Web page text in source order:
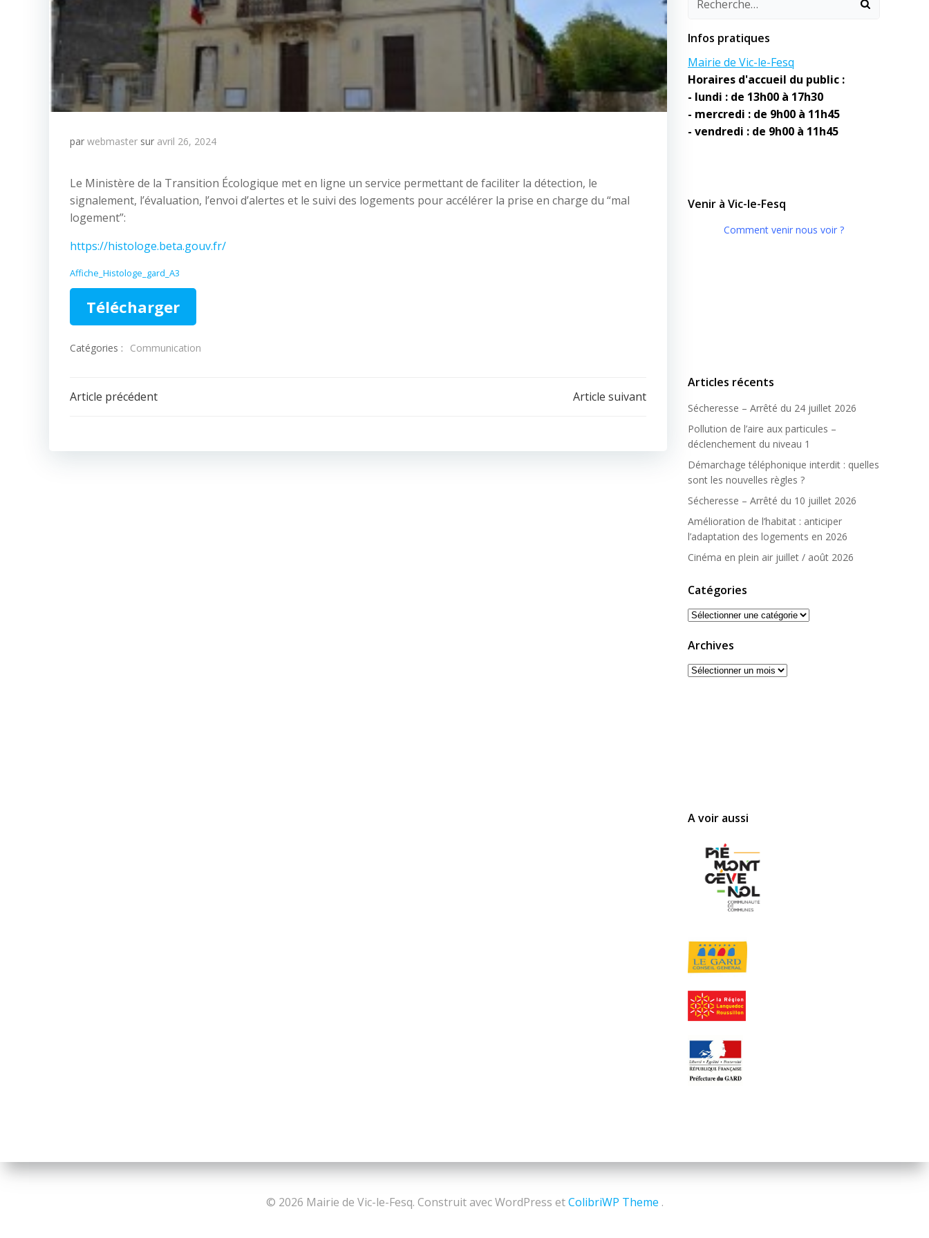
par webmaster sur avril 26, 2024
Le Ministère de la Transition Écologique met en ligne un service permettant de faciliter la détection, le
signalement, l’évaluation, l’envoi d’alertes et le suivi des logements pour accélérer la prise en charge du “mal
logement”:
https://histologe.beta.gouv.fr/
Affiche_Histologe_gard_A3
Télécharger
Catégories : Communication
Navigation
Article précédent Article suivant
Infos pratiques
Mairie de Vic-le-Fesq
Horaires d'accueil du public :
- lundi : de 13h00 à 17h30
- mercredi : de 9h00 à 11h45
- vendredi : de 9h00 à 11h45
Venir à Vic-le-Fesq
Comment venir nous voir ?
Articles récents
Sécheresse – Arrêté du 24 juillet 2026
Pollution de l’aire aux particules –
déclenchement du niveau 1
Démarchage téléphonique interdit : quelles
sont les nouvelles règles ?
Sécheresse – Arrêté du 10 juillet 2026
Amélioration de l’habitat : anticiper
l’adaptation des logements en 2026
Cinéma en plein air juillet / août 2026
Catégories
Catégories
Archives
Archives
A voir aussi
© 2026 Mairie de Vic-le-Fesq. Construit avec WordPress etColibriWP Theme .